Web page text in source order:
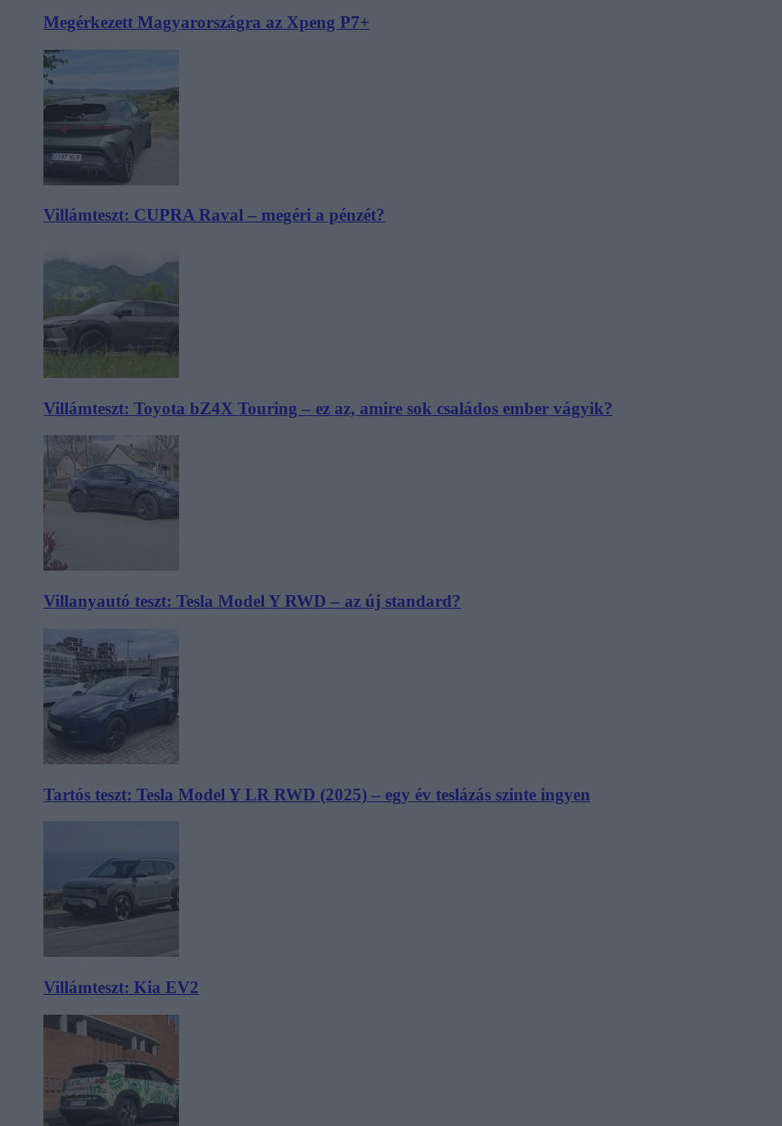
Megérkezett Magyarországra az Xpeng P7+
Villámteszt: CUPRA Raval – megéri a pénzét?
Villámteszt: Toyota bZ4X Touring – ez az, amire sok családos ember vágyik?
Villanyautó teszt: Tesla Model Y RWD – az új standard?
Tartós teszt: Tesla Model Y LR RWD (2025) – egy év teslázás szinte ingyen
Villámteszt: Kia EV2